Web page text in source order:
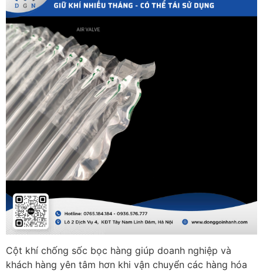
Cột khí chống sốc bọc hàng giúp doanh nghiệp và
khách hàng yên tâm hơn khi vận chuyển các hàng hóa